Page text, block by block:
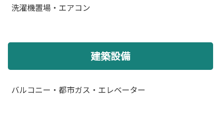
洗濯機置場・エアコン
建築設備
バルコニー・都市ガス・エレベーター